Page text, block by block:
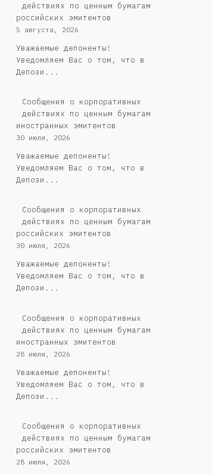
действиях по ценным бумагам
российских эмитентов
5 августа, 2026
Уважаемые депоненты!
Уведомляем Вас о том, что в
Депози...
Сообщения о корпоративных
действиях по ценным бумагам
иностранных эмитентов
30 июля, 2026
Уважаемые депоненты!
Уведомляем Вас о том, что в
Депози...
Cообщения о корпоративных
действиях по ценным бумагам
российских эмитентов
30 июля, 2026
Уважаемые депоненты!
Уведомляем Вас о том, что в
Депози...
Сообщения о корпоративных
действиях по ценным бумагам
иностранных эмитентов
28 июля, 2026
Уважаемые депоненты!
Уведомляем Вас о том, что в
Депози...
Cообщения о корпоративных
действиях по ценным бумагам
российских эмитентов
28 июля, 2026